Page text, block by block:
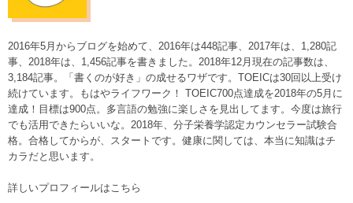
2016年5月からブログを始めて、2016年は448記事、2017年は、1,280記
事、2018年は、1,456記事を書きました。2018年12月現在の記事数は、
3,184記事。「書くのが好き」の成せるワザです。TOEICは30回以上受け
続けています。もはやライフワーク！ TOEIC700点達成を2018年の5月に
達成！目標は900点。多言語の勉強に楽しさを見出してます。今度は旅行
でも活用できたらいいな。2018年、分子栄養学認定カウンセラー試験合
格。合格してからが、スタートです。健康に関しては、本当に知識はチ
カラだと思います。
詳しいプロフィールはこちら